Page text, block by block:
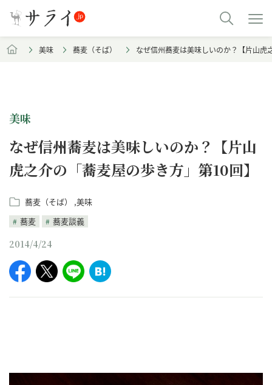
美味 蕎麦（そば） なぜ信州蕎麦は美味しいのか？【片山
美味
なぜ信州蕎麦は美味しいのか？【片山
虎之介の「蕎麦屋の歩き方」第10回】
蕎麦（そば）
美味
蕎麦
蕎麦談義
2014/4/24